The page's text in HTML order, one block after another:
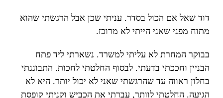
דוד שאל אם הכול בסדר. עניתי שכן אבל הרגשתי שהוא
מתוח מפני שאני הייתי לא מרוכז.
בבוקר המחרת לא עליתי למשרד. נשארתי ליד פתח
הבניין וחככתי בדעתי. לבסוף החלטתי לחכות. התבוננתי
בחלון ראווה עד שהרגשתי שאני לא יכול יותר. היא לא
הגיעה. החלטתי לוותר, עברתי את הכביש וקניתי קופסת